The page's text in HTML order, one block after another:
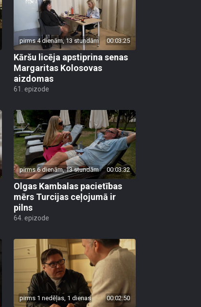
pirms 4 dienām, 13 stundām 00:03:25
Kāršu licēja apstiprina senas
Margaritas Kolosovas
aizdomas
61. epizode
pirms 6 dienām, 13 stundām 00:03:32
Olgas Kambalas pacietības
mērs Turcijas ceļojumā ir
pilns
64. epizode
pirms 1 nedēļas, 1 dienas 00:02:50